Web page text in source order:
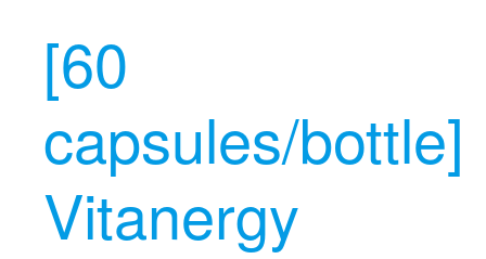
[60
capsules/bottle]
Vitanergy